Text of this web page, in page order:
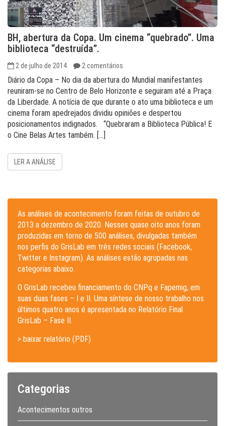
BH, abertura da Copa. Um cinema “quebrado”. Uma
biblioteca “destruída”.
2 de julho de 2014 2 comentários
Diário da Copa – No dia da abertura do Mundial manifestantes
reuniram-se no Centro de Belo Horizonte e seguiram até a Praça
da Liberdade. A notícia de que durante o ato uma biblioteca e um
cinema foram apedrejados dividiu opiniões e despertou
posicionamentos indignados. “Quebraram a Biblioteca Pública! E
o Cine Belas Artes também. […]
LER A ANÁLISE
As análises de acontecimento foram feitas de outubro de
2013 a dezembro de 2020. Nesses quase oito anos foram
produzidas em torno de 500 análises, divulgadas também
nos perfis do GrisLab em três redes sociais (Facebook,
Twitter e Instagram). As análises estão agrupadas nas
categorias abaixo.
O GrisLab recebeu financiamento do CNPq e Fapemig, em
suas duas fases – I e II. Uma síntese de nosso trabalho nos
últimos quatro anos é apresentada no Relatório Final
GrisLab – Fase II.
> baixar relatório (PDF)
Categorias
Acontecimentos outros